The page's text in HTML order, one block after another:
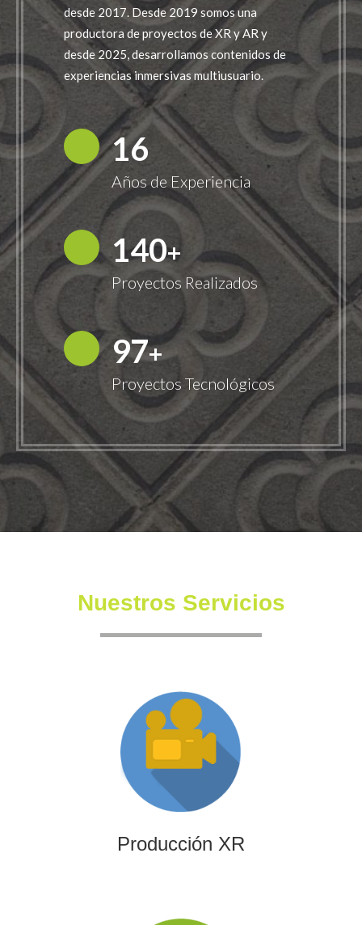
desde 2017. Desde 2019 somos una
productora de proyectos de XR y AR y
desde 2025, desarrollamos contenidos de
experiencias inmersivas multiusuario.
18
Años de Experiencia
149+
Proyectos Realizados
100+
Proyectos Tecnológicos
Nuestros Servicios
Producción XR
Producción XR
Somos una productora independiente con un equipo
altamente experimentado también en la creación de
producciones inmersivas y de XR.